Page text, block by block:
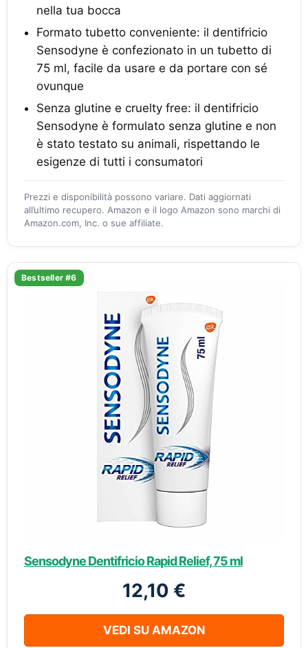
nella tua bocca
Formato tubetto conveniente: il dentifricio
Sensodyne è confezionato in un tubetto di
75 ml, facile da usare e da portare con sé
ovunque
Senza glutine e cruelty free: il dentifricio
Sensodyne è formulato senza glutine e non
è stato testato su animali, rispettando le
esigenze di tutti i consumatori
Prezzi e disponibilità possono variare. Dati aggiornati
all’ultimo recupero. Amazon e il logo Amazon sono marchi di
Amazon.com, Inc. o sue affiliate.
Bestseller #6
Sensodyne Dentifricio Rapid Relief, 75 ml
12,10 €
VEDI SU AMAZON